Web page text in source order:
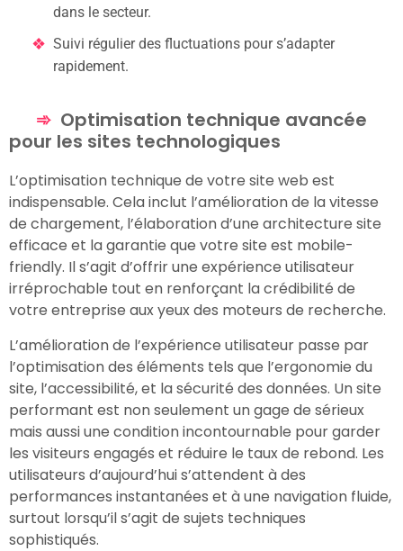
dans le secteur.
Suivi régulier des fluctuations pour s’adapter
rapidement.
Optimisation technique avancée
pour les sites technologiques
L’optimisation technique de votre site web est
indispensable. Cela inclut l’amélioration de la vitesse
de chargement, l’élaboration d’une architecture site
efficace et la garantie que votre site est mobile-
friendly. Il s’agit d’offrir une expérience utilisateur
irréprochable tout en renforçant la crédibilité de
votre entreprise aux yeux des moteurs de recherche.
L’amélioration de l’expérience utilisateur passe par
l’optimisation des éléments tels que l’ergonomie du
site, l’accessibilité, et la sécurité des données. Un site
performant est non seulement un gage de sérieux
mais aussi une condition incontournable pour garder
les visiteurs engagés et réduire le taux de rebond. Les
utilisateurs d’aujourd’hui s’attendent à des
performances instantanées et à une navigation fluide,
surtout lorsqu’il s’agit de sujets techniques
sophistiqués.